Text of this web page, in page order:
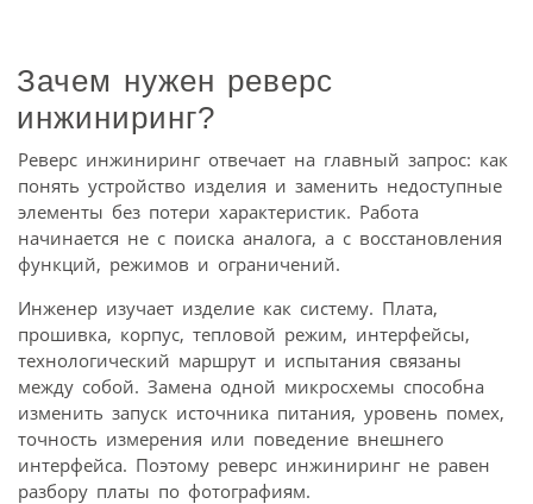
Зачем нужен реверс
инжиниринг?
Реверс инжиниринг отвечает на главный запрос: как
понять устройство изделия и заменить недоступные
элементы без потери характеристик. Работа
начинается не с поиска аналога, а с восстановления
функций, режимов и ограничений.
Инженер изучает изделие как систему. Плата,
прошивка, корпус, тепловой режим, интерфейсы,
технологический маршрут и испытания связаны
между собой. Замена одной микросхемы способна
изменить запуск источника питания, уровень помех,
точность измерения или поведение внешнего
интерфейса. Поэтому реверс инжиниринг не равен
разбору платы по фотографиям.